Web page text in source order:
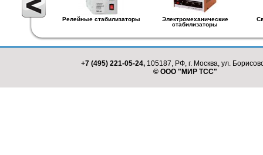
Релейные стабилизаторы
Электромеханические
стабилизаторы
+7 (495) 221-05-24, 105187, РФ, г. Москва, ул.
© ООО "МИР ТСС"